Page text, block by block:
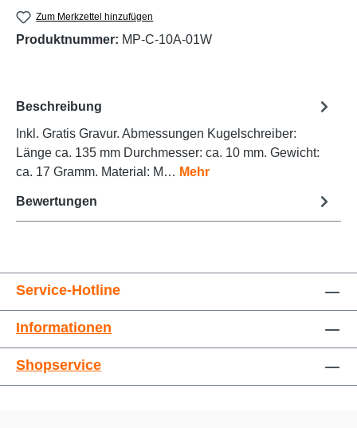
Zum Merkzettel hinzufügen
Produktnummer: MP-C-10A-01W
Beschreibung
Inkl. Gratis Gravur. Abmessungen Kugelschreiber:
Länge ca. 135 mm Durchmesser: ca. 10 mm. Gewicht:
ca. 17 Gramm. Material: M… Mehr
Bewertungen
Service-Hotline
Informationen
Shopservice
Animationen stoppen Überschriften hervorheben